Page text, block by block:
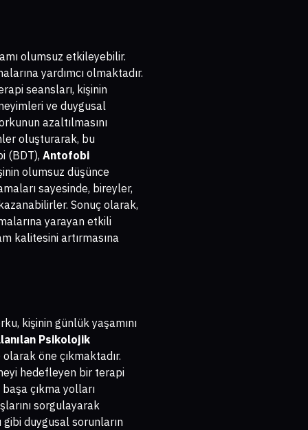
olumsuz etkileyebilir.
yardımcı olmaktadır.
seansları, kişinin
ve duygusal
azaltılmasını
oluşturarak, bu
(BDT), Antofobi
olumsuz düşünce
sayesinde, bireyler,
Sonuç olarak,
yarayan etkili
kalitesini artırmasına
kişinin günlük yaşamını
Psikolojik
öne çıkmaktadır.
hedefleyen bir terapi
çıkma yolları
sorgulayarak
gibi duygusal sorunların